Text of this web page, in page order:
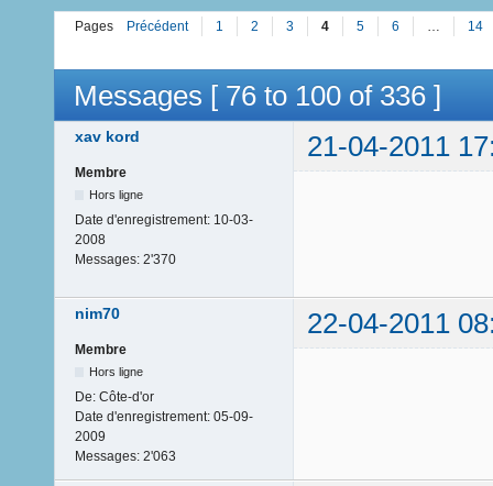
Pages Précédent 1 2 3 4 5 6 14
Messages [ 76 to 100 of 336 ]
xav kord 21-04-2011
Membre
Hors ligne
Date d'enregistrement: 10-03-
2008
Messages: 2'370
nim70 22-04-2011
Membre
Hors ligne
De: Côte-d'or
Date d'enregistrement: 05-09-
2009
Messages: 2'063